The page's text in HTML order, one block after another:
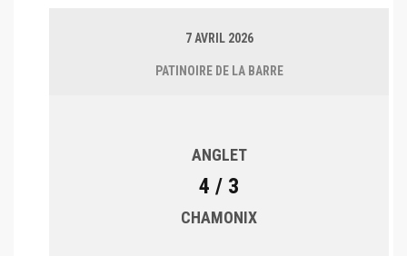
7 AVRIL 2026
PATINOIRE DE LA BARRE
ANGLET
4 / 3
CHAMONIX